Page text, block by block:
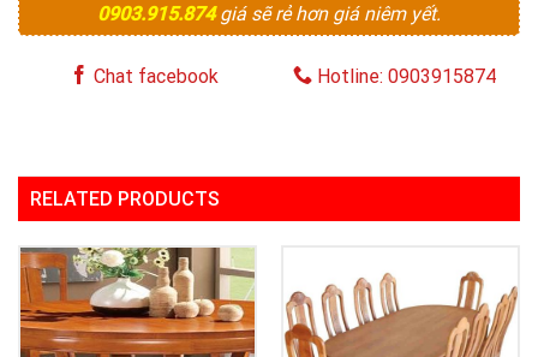
0903.915.874giá sẽ rẻ hơn giá niêm yết.
Chat facebook Hotline: 0903915874
RELATED PRODUCTS